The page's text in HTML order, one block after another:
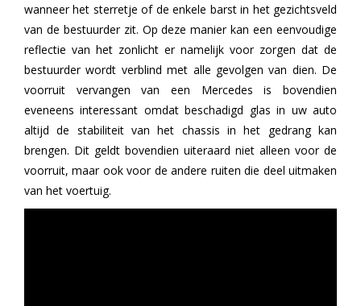
wanneer het sterretje of de enkele barst in het gezichtsveld
van de bestuurder zit. Op deze manier kan een eenvoudige
reflectie van het zonlicht er namelijk voor zorgen dat de
bestuurder wordt verblind met alle gevolgen van dien. De
voorruit vervangen van een Mercedes is bovendien
eveneens interessant omdat beschadigd glas in uw auto
altijd de stabiliteit van het chassis in het gedrang kan
brengen. Dit geldt bovendien uiteraard niet alleen voor de
voorruit, maar ook voor de andere ruiten die deel uitmaken
van het voertuig.